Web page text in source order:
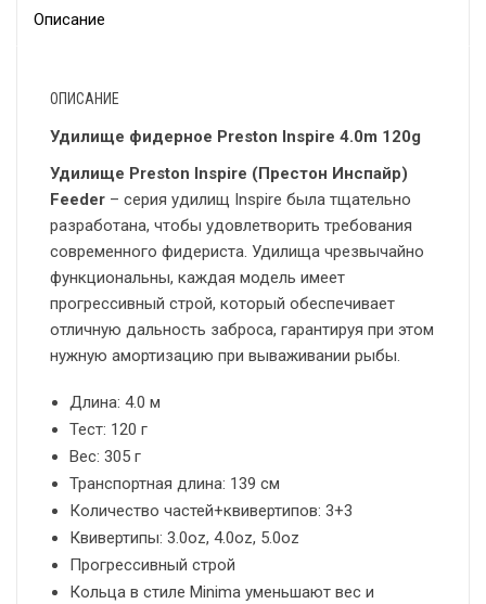
Описание
ОПИСАНИЕ
Удилище фидерное Preston Inspire 4.0m 120g
Удилище Preston Inspire (Престон Инспайр)
Feeder – серия удилищ Inspire была тщательно
разработана, чтобы удовлетворить требования
современного фидериста. Удилища чрезвычайно
функциональны, каждая модель имеет
прогрессивный строй, который обеспечивает
отличную дальность заброса, гарантируя при этом
нужную амортизацию при вываживании рыбы.
Длина: 4.0 м
Тест: 120 г
Вес: 305 г
Транспортная длина: 139 см
Количество частей+квивертипов: 3+3
Квивертипы: 3.0oz, 4.0oz, 5.0oz
Прогрессивный строй
Кольца в стиле Minima уменьшают вес и